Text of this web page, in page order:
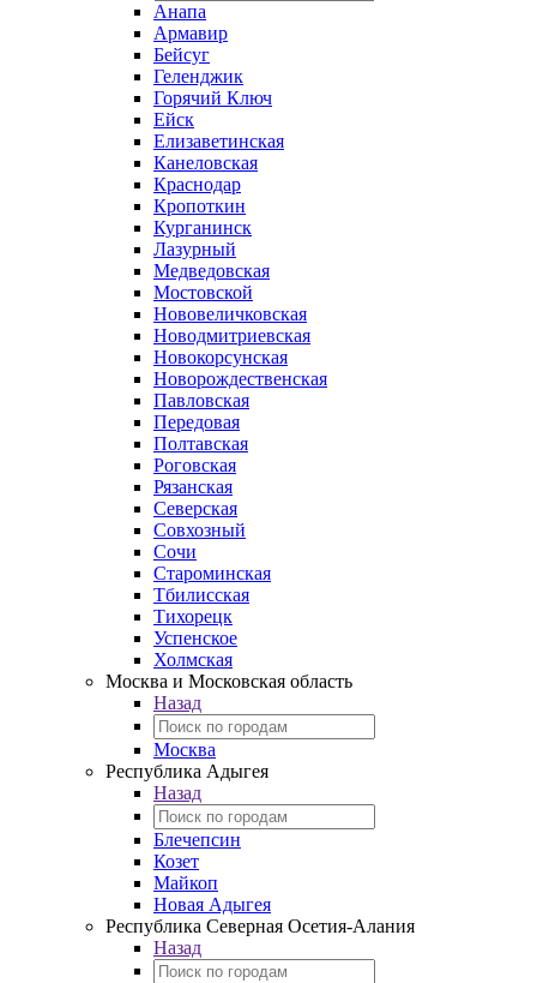
Анапа
Армавир
Бейсуг
Геленджик
Горячий Ключ
Ейск
Елизаветинская
Канеловская
Краснодар
Кропоткин
Курганинск
Лазурный
Медведовская
Мостовской
Нововеличковская
Новодмитриевская
Новокорсунская
Новорождественская
Павловская
Передовая
Полтавская
Роговская
Рязанская
Северская
Совхозный
Сочи
Староминская
Тбилисская
Тихорецк
Успенское
Холмская
Москва и Московская область
Назад
Москва
Республика Адыгея
Назад
Блечепсин
Козет
Майкоп
Новая Адыгея
Республика Северная Осетия-Алания
Назад